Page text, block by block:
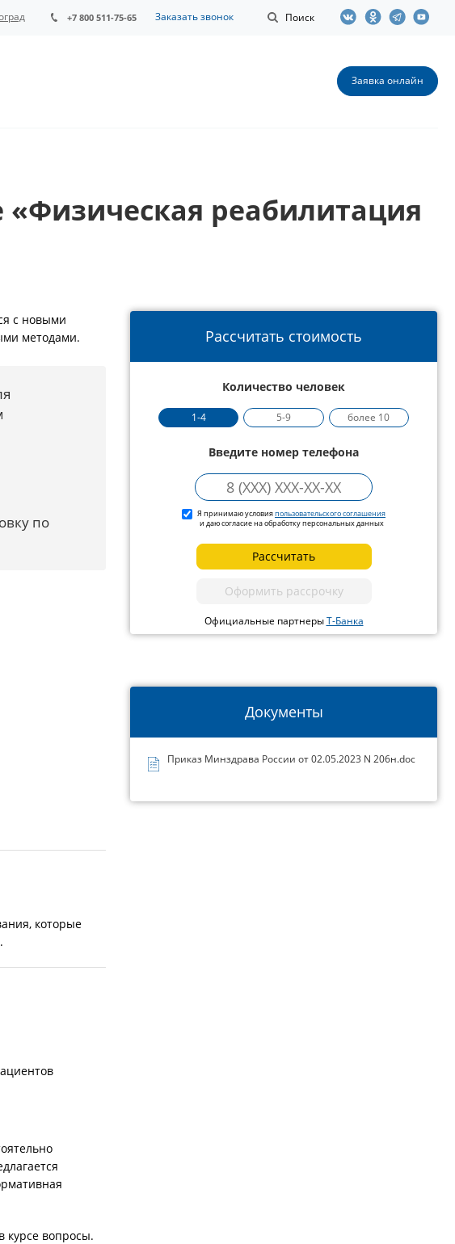
Поиск
+7 800 511-75-65 Заказать звонок
Заявка онлайн
реабилитация
Рассчитать стоимость
Количество человек
1-4 5-9 более 10
Введите номер телефона
Я принимаю условияпользовательского соглашения
и даю согласие на обработку персональных данных
Рассчитать
Оформить рассрочку
Официальные партнерыТ-Банка
Документы
Приказ Минздрава России от 02.05.2023 N 206н.doc
с новыми
методами.
по
которые
курсе вопросы.